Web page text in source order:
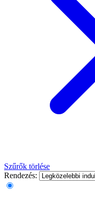
Szűrők törlése
Rendezés: